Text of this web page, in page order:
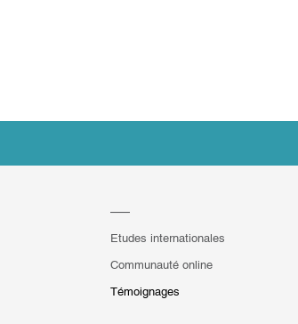
Etudes internationales
Communauté online
Témoignages